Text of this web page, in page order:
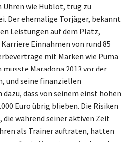
Uhren wie Hublot, trug zu
Der ehemalige Torjäger, bekannt
Leistungen auf dem Platz,
Einnahmen von rund 85
mit Marken wie Puma
musste Maradona 2013 vor der
und seine finanziellen
dass von seinem einst hohen
Euro übrig blieben. Die Risiken
die während seiner aktiven Zeit
als Trainer auftraten, hatten